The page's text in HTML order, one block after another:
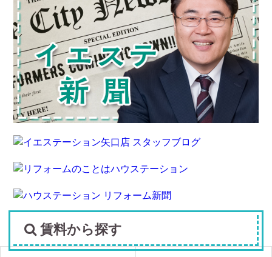
賃料から探す